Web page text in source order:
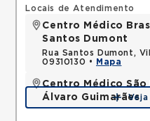
Locais de Atendimento
Centro Médico
Santos Dumont
Rua Santos Dumont,
09310130 •
Mapa
Centro Médico
Álvaro Guimarães
Avenida Alvaro